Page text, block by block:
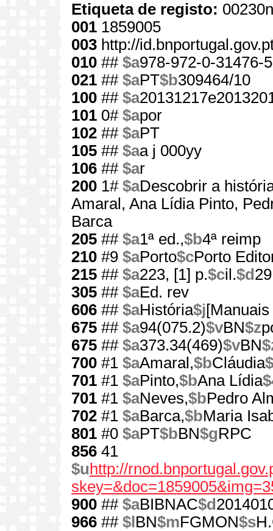
Etiqueta de registo:
001 1859005
003 http://
010 ## $a978-972-0-31476-5
021 ## $aPT$b309464/10
100 ## $a
101 0# $apor
102 ## $aPT
105 ## $aa j 000yy
106 ## $ar
200 1# $aDescobrir a
Amaral, Ana Lídia Pinto,
Barca
205 ## $a1ª ed.,$b4ª reimp
210 #9 $aPorto$cPorto
215 ## $a223, [1] p.$cil.$d
305 ## $aEd. rev
606 ## $aHistória$j
675 ## $a94(075.2)$vBN$z
675 ## $a373.34(469)$vBN
700 #1 $aAmaral,$bCláudia
701 #1 $aPinto,$bAna Lídia
701 #1 $aNeves,$bPedro
702 #1 $aBarca,$bMaria
801 #0 $aPT$bBN$gRPC
856 41
$u http://
900 ## $aBIBNAC$d
966 ## $l BN$mFGMON$s